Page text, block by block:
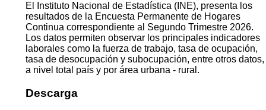
El Instituto Nacional de Estadística (INE), presenta los
resultados de la Encuesta Permanente de Hogares
Continua correspondiente al Segundo Trimestre 2026.
Los datos permiten observar los principales indicadores
laborales como la fuerza de trabajo, tasa de ocupación,
tasa de desocupación y subocupación, entre otros datos,
a nivel total país y por área urbana - rural.
Descarga